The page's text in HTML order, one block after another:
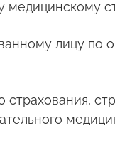
медицинскому
лицу по
страхования,